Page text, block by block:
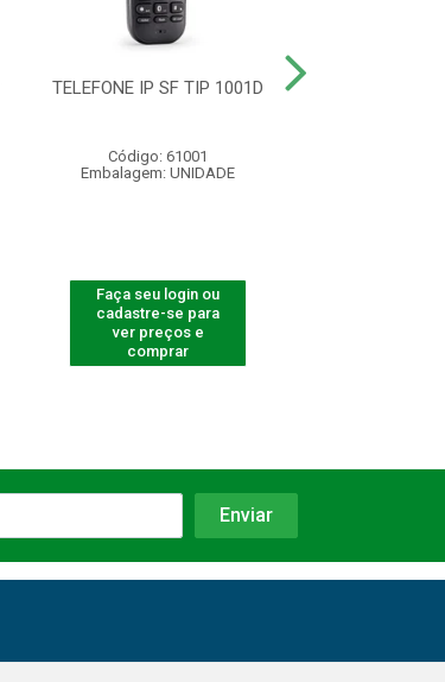
TELEFONE IP SF TIP 1001D
Código: 61001
Embalagem: UNIDADE
Faça seu login ou
cadastre-se para
ver preços e
comprar